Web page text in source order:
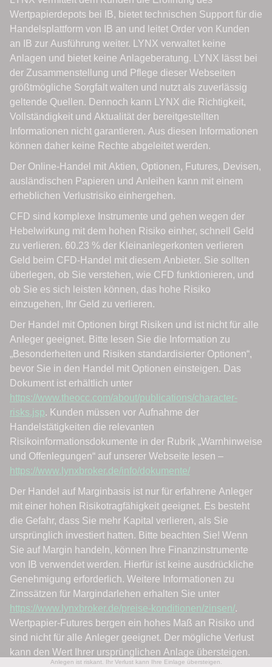
Anlegen ist riskant. Ihr Verlust kann Ihre Einlage übersteigen.